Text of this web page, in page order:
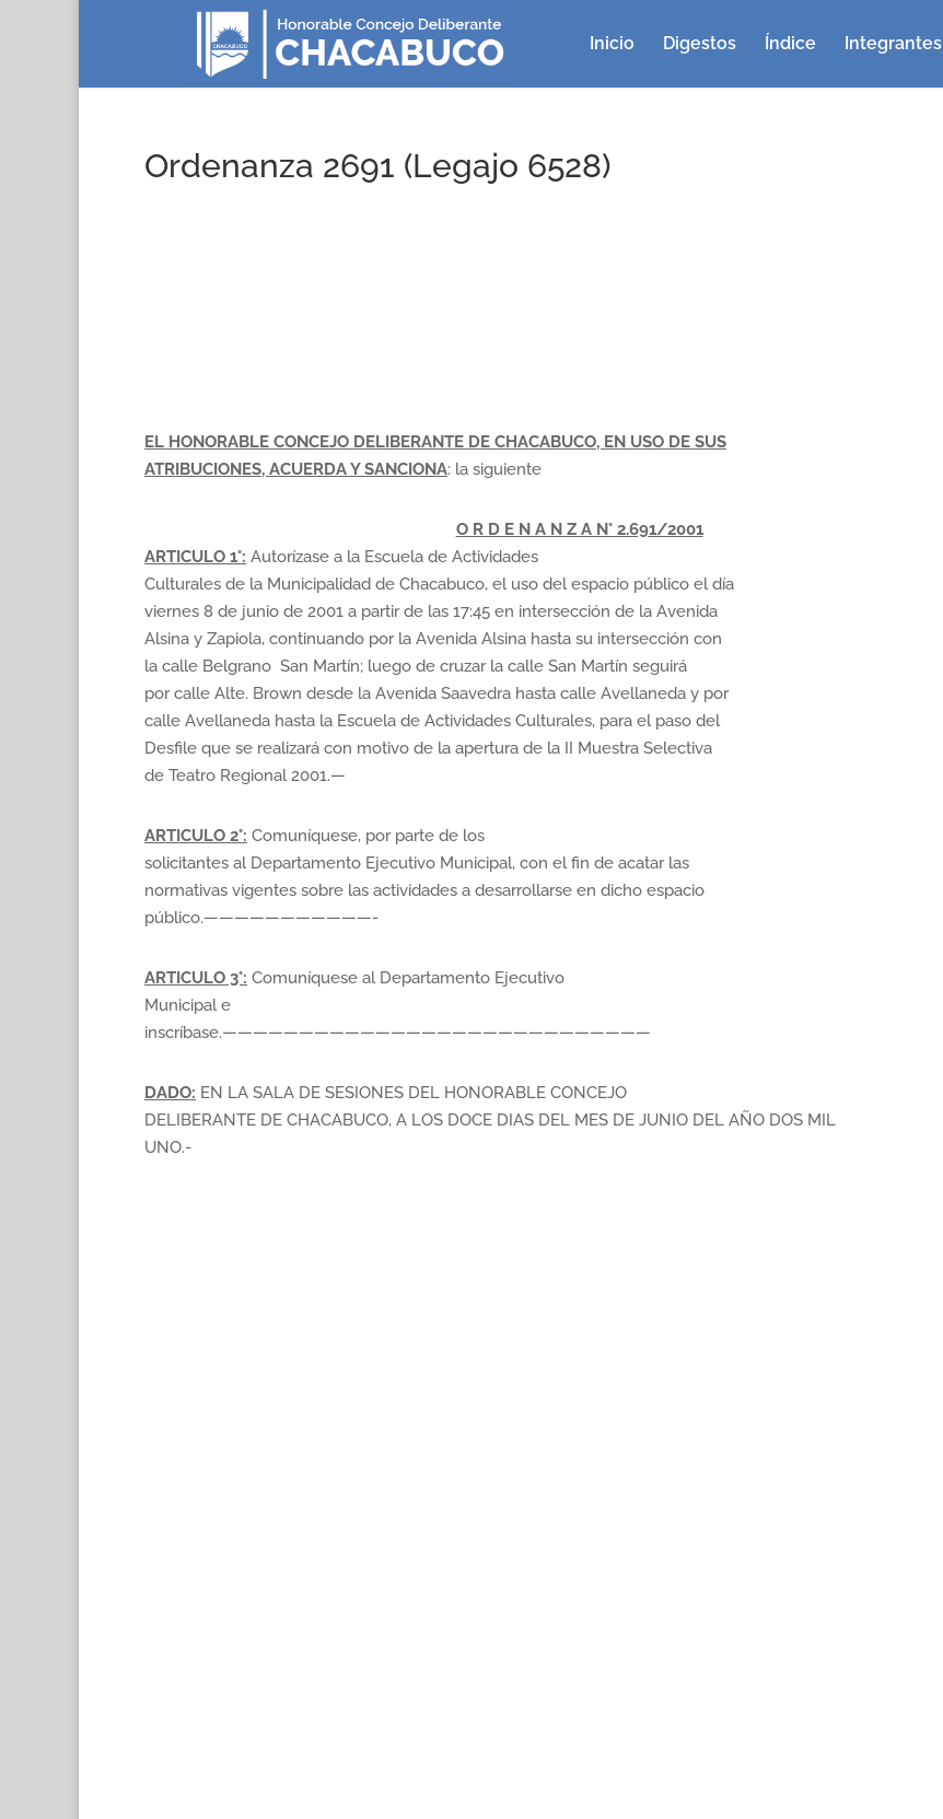
Inicio Digestos Índice Integrantes
Ordenanza 2691 (Legajo 6528)
EL HONORABLE CONCEJO DELIBERANTE DE CHACABUCO, EN USO DE SUS
ATRIBUCIONES, ACUERDA Y SANCIONA: la siguiente
O R D E N A N Z A N° 2.691/2001
ARTICULO 1°: Autorízase a la Escuela de Actividades
Culturales de la Municipalidad de Chacabuco, el uso del espacio público el día
viernes 8 de junio de 2001 a partir de las 17:45 en intersección de la Avenida
Alsina y Zapiola, continuando por la Avenida Alsina hasta su intersección con
la calle Belgrano  San Martín; luego de cruzar la calle San Martín seguirá
por calle Alte. Brown desde la Avenida Saavedra hasta calle Avellaneda y por
calle Avellaneda hasta la Escuela de Actividades Culturales, para el paso del
Desfile que se realizará con motivo de la apertura de la II Muestra Selectiva
de Teatro Regional 2001.—
ARTICULO 2°: Comuníquese, por parte de los
solicitantes al Departamento Ejecutivo Municipal, con el fin de acatar las
normativas vigentes sobre las actividades a desarrollarse en dicho espacio
público.———————————-
ARTICULO 3°: Comuníquese al Departamento Ejecutivo
Municipal e
inscríbase.————————————————————————————
DADO: EN LA SALA DE SESIONES DEL HONORABLE CONCEJO
DELIBERANTE DE CHACABUCO, A LOS DOCE DIAS DEL MES DE JUNIO DEL AÑO DOS MIL
UNO.-